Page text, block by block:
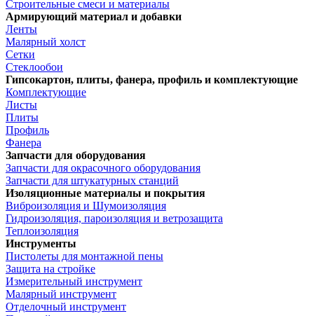
Строительные смеси и материалы
Армирующий материал и добавки
Ленты
Малярный холст
Сетки
Стеклообои
Гипсокартон, плиты, фанера, профиль и комплектующие
Комплектующие
Листы
Плиты
Профиль
Фанера
Запчасти для оборудования
Запчасти для окрасочного оборудования
Запчасти для штукатурных станций
Изоляционные материалы и покрытия
Виброизоляция и Шумоизоляция
Гидроизоляция, пароизоляция и ветрозащита
Теплоизоляция
Инструменты
Пистолеты для монтажной пены
Защита на стройке
Измерительный инструмент
Малярный инструмент
Отделочный инструмент